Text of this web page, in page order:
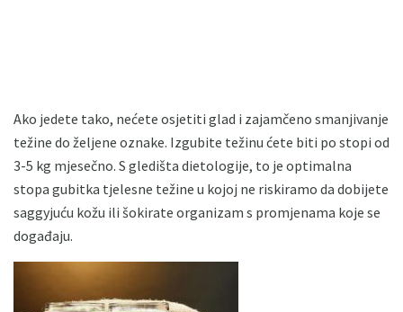
Ako jedete tako, nećete osjetiti glad i zajamčeno smanjivanje
težine do željene oznake. Izgubite težinu ćete biti po stopi od
3-5 kg ​​mjesečno. S gledišta dietologije, to je optimalna
stopa gubitka tjelesne težine u kojoj ne riskiramo da dobijete
saggyjuću kožu ili šokirate organizam s promjenama koje se
događaju.